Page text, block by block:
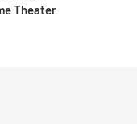
Theater